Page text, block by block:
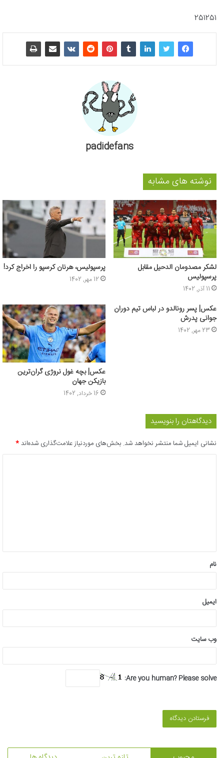
251251
padidefans
نوشته های مشابه
لشکر مصدومان الدحیل مقابل
پرسپولیس
11 آذر, 1402
پرسپولیس، هرنان کرسپو را اخراج کرد!
12 مهر, 1402
عکس| پسر رونالدو در لباس تیم دوران
جوانی پدرش
23 مهر, 1402
عکس| بچه غول نروژی گران‌ترین
بازیکن جهان
16 خرداد, 1402
دیدگاهتان را بنویسید
نشانی ایمیل شما منتشر نخواهد شد. بخش‌های موردنیاز علامت‌گذاری شده‌اند*
*
نام
ایمیل
وب‌ سایت
Are you human? Please solve: